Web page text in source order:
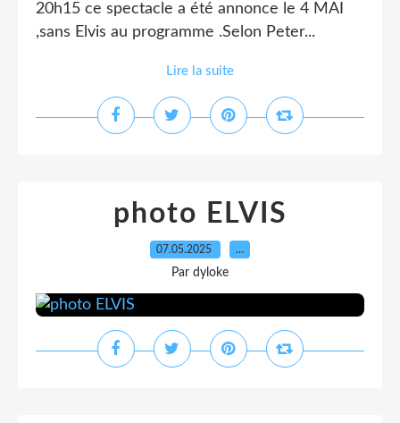
20h15 ce spectacle a été annonce le 4 MAI
,sans Elvis au programme .Selon Peter...
Lire la suite
photo ELVIS
07.05.2025 …
Par dyloke